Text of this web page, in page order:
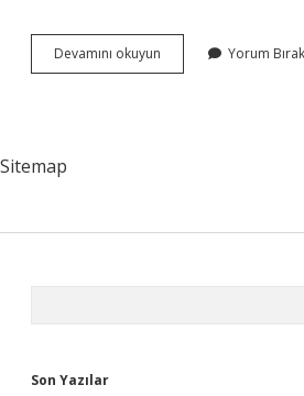
Devamını okuyun
Tipi
Yorum Bırak
Sitemap
Son Yazılar